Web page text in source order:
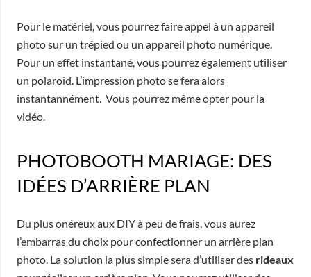
Pour le matériel, vous pourrez faire appel à un appareil
photo sur un trépied ou un appareil photo numérique.
Pour un effet instantané, vous pourrez également utiliser
un polaroid. L’impression photo se fera alors
instantannément. Vous pourrez même opter pour la
vidéo.
PHOTOBOOTH MARIAGE: DES
IDÉES D’ARRIÈRE PLAN
Du plus onéreux aux DIY à peu de frais, vous aurez
l’embarras du choix pour confectionner un arrière plan
photo. La solution la plus simple sera d’utiliser des rideaux